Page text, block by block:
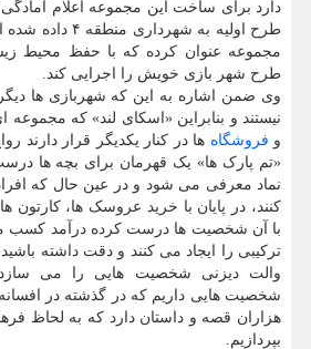
دارد برای ساخت این مجموعه اعلام
طرح اولیه به
مجموعه عنوان کرده که با حفظ محیط
طرح شهر بازی خویش را اجرایی کند.
وی ضمن اشاره به این که شهربازی ها
نیستند و بنابراین «اسکای لند» که
و فروشگاه ها در کنار یکدیگر قرار دارند
«تم پارک ها» یک قهرمان برای بچه ها
نماد معرفی می شود و در عین حال که
کنند، در پایان با خرید عروسک ها، کارتون
با آن شخصیت ها درست کرده درآمد کسب
ترکیبی را ایجاد می کنند و دقت داشته
والت دیزنی شخصیت هایی را می
شخصیت هایی داریم که در گذشته در
هزاران قصه و داستان دارد که به لحاظ
بپردازیم.